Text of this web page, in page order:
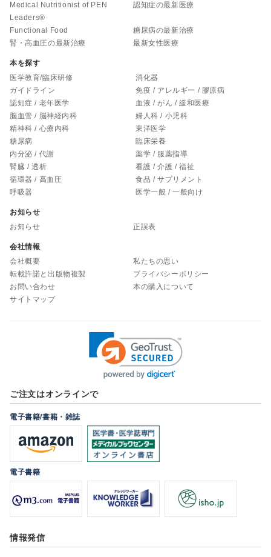
Medical Nutritionist of PEN
Leaders®
認知症の最新医療
Functional Food
糖尿病の最新治療
腎・高血圧の最新治療
最新女性医療
本を探す
医学教育/臨床研修
ガイドライン
認知症 / 老年医学
脳血管 / 脳神経内科
精神科 / 心療内科
糖尿病
内分泌 / 代謝
腎臓 / 透析
循環器 / 高血圧
呼吸器
消化器
免疫 / アレルギー / 膠原病
血液 / がん / 緩和医療
婦人科 / 小児科
東洋医学
臨床栄養
薬学 / 服薬指導
看護 / 介護 / 福祉
食品 / サプリメント
医学一般 / 一般向け
お知らせ
お知らせ
正誤表
会社情報
会社概要
私たちの思い
転載許諾と出版物複製
プライバシーポリシー
お問い合わせ
本の購入について
サイトマップ
ご注文はオンラインで
電子書籍/書籍・雑誌
電子書籍
情報発信